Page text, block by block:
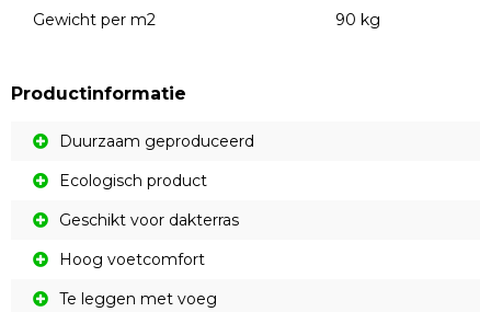
Gewicht per m2 90 kg
Productinformatie
Duurzaam geproduceerd
Ecologisch product
Geschikt voor dakterras
Hoog voetcomfort
Te leggen met voeg